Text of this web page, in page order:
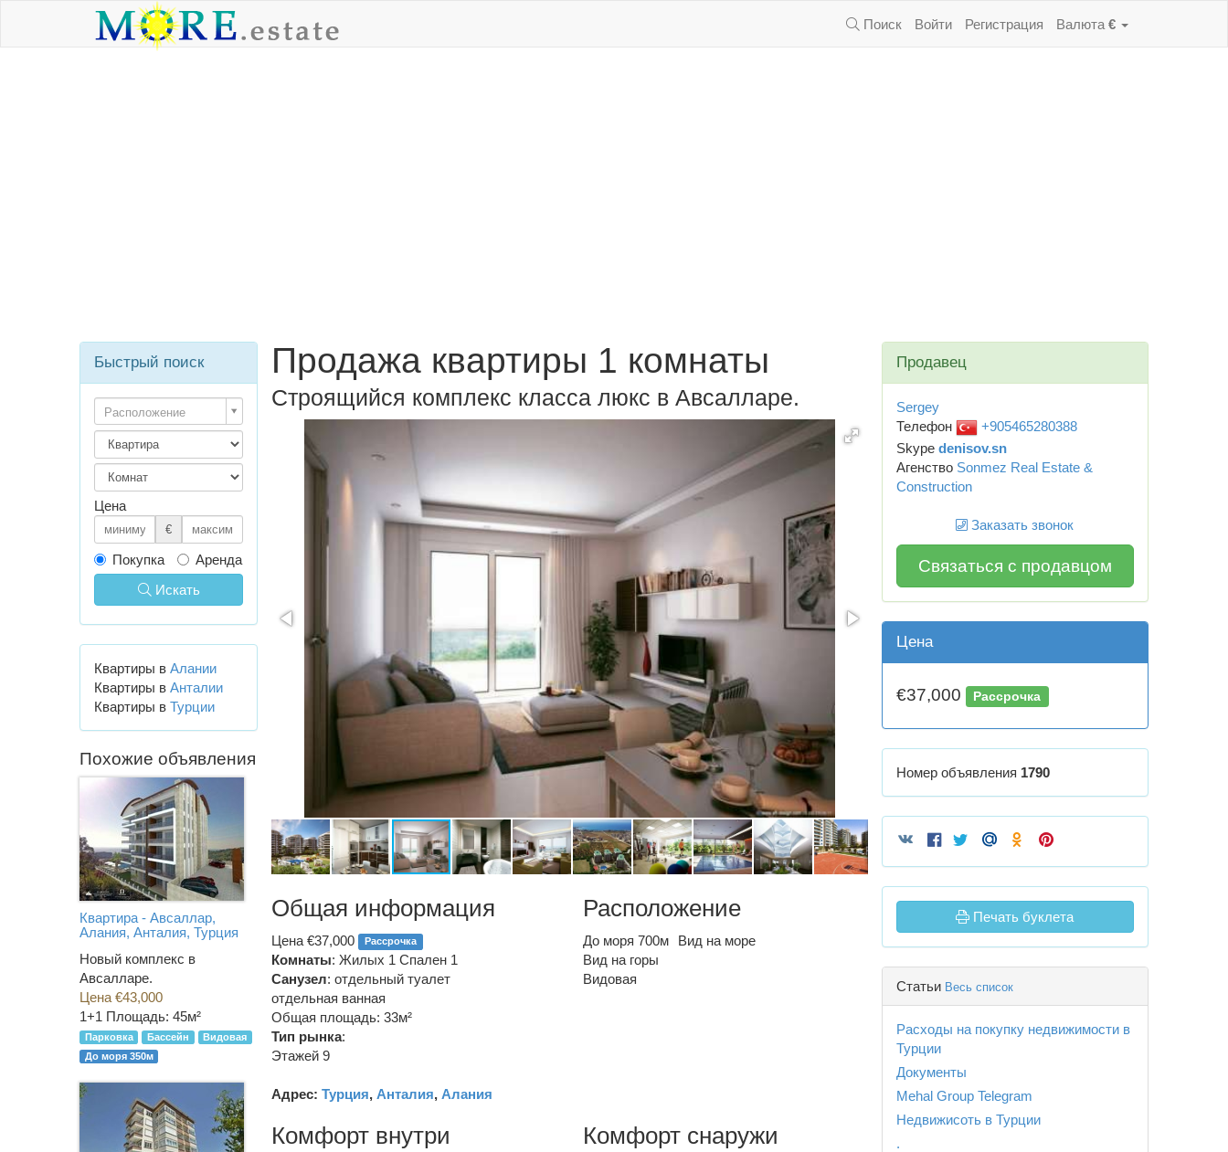
Поиск Войти Регистрация Валюта €
Продажа квартиры 1 комнаты
Строящийся комплекс класса люкс в Авсалларе.
Общая информация
Цена €37,000 Рассрочка
Комнаты: Жилых 1 Спален 1
Санузел: отдельный туалет
отдельная ванная
Общая площадь: 33м²
Тип рынка:
Этажей 9
Адрес: Турция, Анталия, Алания
Расположение
До моря 700м
Вид на море
Вид на горы
Видовая
Комфорт внутри Комфорт снаружи
Продавец
Sergey
Телефон
+905465280388
Skype denisov.sn
Агенство Sonmez Real Estate &
Construction
Заказать звонок
Связаться с продавцом
Цена
€37,000 Рассрочка
Номер объявления 1790
Печать буклета
Статьи Весь список
Расходы на покупку недвижимости в
Турции
Документы
Mehal Group Telegram
Недвижисоть в Турции
.
Быстрый поиск
Расположение
Цена
€
Покупка
Аренда
Искать
Квартиры в Алании
Квартиры в Анталии
Квартиры в Турции
Похожие объявления
Квартира - Авсаллар,
Алания, Анталия, Турция
Новый комплекс в
Авсалларе.
Цена €43,000
1+1 Площадь: 45м²
Парковка Бассейн
Видовая
До моря 350м